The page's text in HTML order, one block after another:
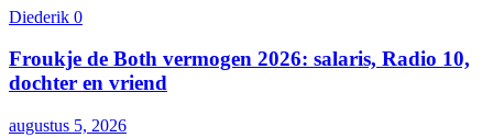
Diederik 0
Froukje de Both vermogen 2026: salaris, Radio 10,
dochter en vriend
augustus 5, 2026